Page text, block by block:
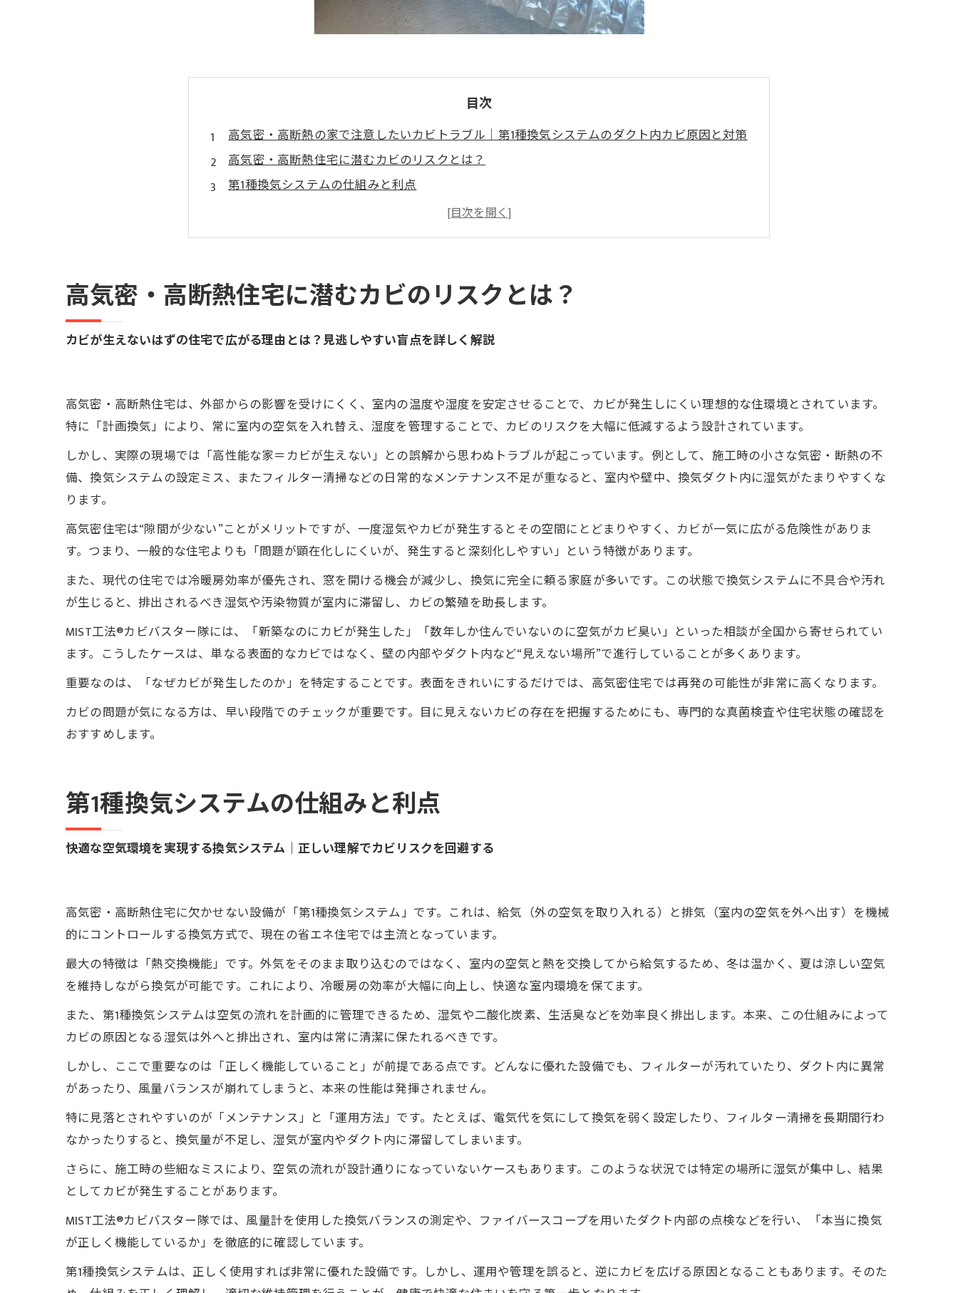
目次
高気密・高断熱の家で注意したいカビトラブル｜第1種換気システムのダクト内カビ原因と対策
高気密・高断熱住宅に潜むカビのリスクとは？
第1種換気システムの仕組みと利点
見逃してはいけないカビ発生の兆候
MIST工法®カビバスター隊の調査・解決方法と再発防止策
まとめ｜ダクト内カビは早期発見と原因対策がカギ
高気密・高断熱住宅に潜むカビのリスクとは？
カビが生えないはずの住宅で広がる理由とは？見逃しやすい盲点を詳しく解説
高気密・高断熱住宅は、外部からの影響を受けにくく、室内の温度や湿度を安定させることで、カビが発生しにくい理想的な住環境とされています。
特に「計画換気」により、常に室内の空気を入れ替え、湿度を管理することで、カビのリスクを大幅に低減するよう設計されています。
しかし、実際の現場では「高性能な家＝カビが生えない」との誤解から思わぬトラブルが起こっています。例として、施工時の小さな気密・断熱の不
備、換気システムの設定ミス、またフィルター清掃などの日常的なメンテナンス不足が重なると、室内や壁中、換気ダクト内に湿気がたまりやすくな
ります。
高気密住宅は“隙間が少ない”ことがメリットですが、一度湿気やカビが発生するとその空間にとどまりやすく、カビが一気に広がる危険性がありま
す。つまり、一般的な住宅よりも「問題が顕在化しにくいが、発生すると深刻化しやすい」という特徴があります。
また、現代の住宅では冷暖房効率が優先され、窓を開ける機会が減少し、換気に完全に頼る家庭が多いです。この状態で換気システムに不具合や汚れ
が生じると、排出されるべき湿気や汚染物質が室内に滞留し、カビの繁殖を助長します。
MIST工法®カビバスター隊には、「新築なのにカビが発生した」「数年しか住んでいないのに空気がカビ臭い」といった相談が全国から寄せられてい
ます。こうしたケースは、単なる表面的なカビではなく、壁の内部やダクト内など“見えない場所”で進行していることが多くあります。
重要なのは、「なぜカビが発生したのか」を特定することです。表面をきれいにするだけでは、高気密住宅では再発の可能性が非常に高くなります。
カビの問題が気になる方は、早い段階でのチェックが重要です。目に見えないカビの存在を把握するためにも、専門的な真菌検査や住宅状態の確認を
おすすめします。
第1種換気システムの仕組みと利点
快適な空気環境を実現する換気システム｜正しい理解でカビリスクを回避する
高気密・高断熱住宅に欠かせない設備が「第1種換気システム」です。これは、給気（外の空気を取り入れる）と排気（室内の空気を外へ出す）を機械
的にコントロールする換気方式で、現在の省エネ住宅では主流となっています。
最大の特徴は「熱交換機能」です。外気をそのまま取り込むのではなく、室内の空気と熱を交換してから給気するため、冬は温かく、夏は涼しい空気
を維持しながら換気が可能です。これにより、冷暖房の効率が大幅に向上し、快適な室内環境を保てます。
また、第1種換気システムは空気の流れを計画的に管理できるため、湿気や二酸化炭素、生活臭などを効率良く排出します。本来、この仕組みによって
カビの原因となる湿気は外へと排出され、室内は常に清潔に保たれるべきです。
しかし、ここで重要なのは「正しく機能していること」が前提である点です。どんなに優れた設備でも、フィルターが汚れていたり、ダクト内に異常
があったり、風量バランスが崩れてしまうと、本来の性能は発揮されません。
特に見落とされやすいのが「メンテナンス」と「運用方法」です。たとえば、電気代を気にして換気を弱く設定したり、フィルター清掃を長期間行わ
なかったりすると、換気量が不足し、湿気が室内やダクト内に滞留してしまいます。
さらに、施工時の些細なミスにより、空気の流れが設計通りになっていないケースもあります。このような状況では特定の場所に湿気が集中し、結果
としてカビが発生することがあります。
MIST工法®カビバスター隊では、風量計を使用した換気バランスの測定や、ファイバースコープを用いたダクト内部の点検などを行い、「本当に換気
が正しく機能しているか」を徹底的に確認しています。
第1種換気システムは、正しく使用すれば非常に優れた設備です。しかし、運用や管理を誤ると、逆にカビを広げる原因となることもあります。そのた